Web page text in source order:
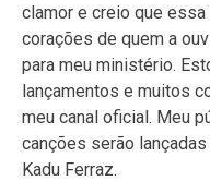
clamor e creio que
corações de quem a
para meu ministério.
lançamentos e muitos
meu canal oficial. Meu
canções serão
Kadu Ferraz.